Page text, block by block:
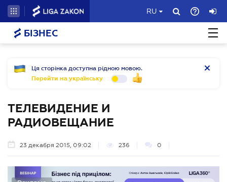
RU
БІЗНЕС
Ця сторінка доступна рідною мовою.
Перейти на українську
ТЕЛЕВИДЕНИЕ И
РАДИОВЕЩАНИЕ
23 декабря 2015, 09:02 236 0